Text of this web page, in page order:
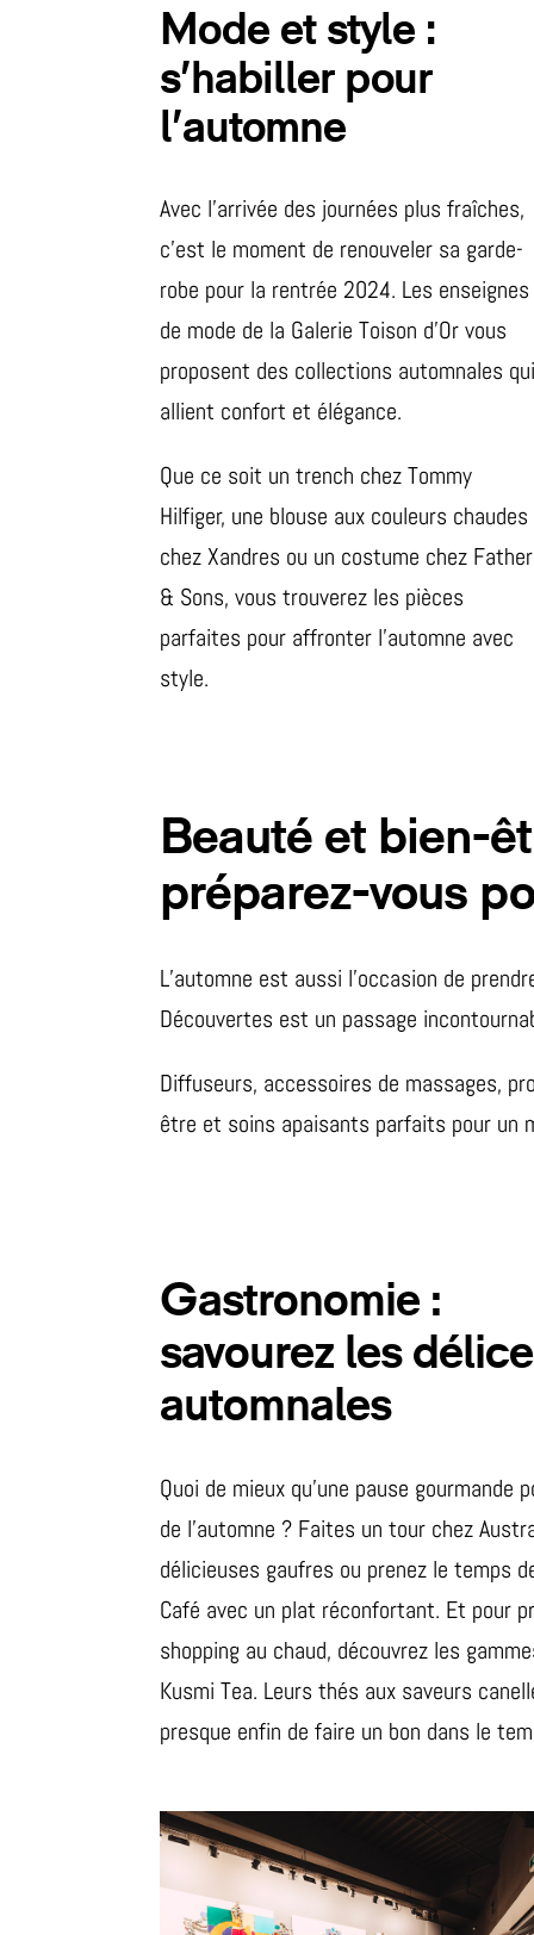
Mode et style :
s’habiller pour
l’automne
Avec l’arrivée des journées plus fraîches,
c’est le moment de renouveler sa garde-
robe pour la rentrée 2024. Les enseignes
de mode de la Galerie Toison d’Or vous
proposent des collections automnales
allient confort et élégance.
Que ce soit un trench chez Tommy
Hilfiger, une blouse aux couleurs chaudes
chez Xandres ou un costume chez Father
& Sons, vous trouverez les pièces
parfaites pour affronter l’automne avec
style.
Beauté et bien-
préparez-vous
L’automne est aussi l’occasion de
Découvertes est un passage
Diffuseurs, accessoires de massages,
être et soins apaisants parfaits pour un
Gastronomie :
savourez les
automnales
Quoi de mieux qu’une pause gourmande
de l’automne ? Faites un tour chez
délicieuses gaufres ou prenez le temps
Café avec un plat réconfortant. Et pour
shopping au chaud, découvrez les
Kusmi Tea. Leurs thés aux saveurs
presque enfin de faire un bon dans le